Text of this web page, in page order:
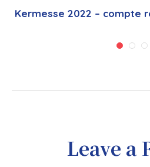
Kermesse 2022 – compte
Leave a